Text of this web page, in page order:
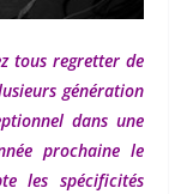
tous regretter de
génération
dans une
prochaine le
les spécificités